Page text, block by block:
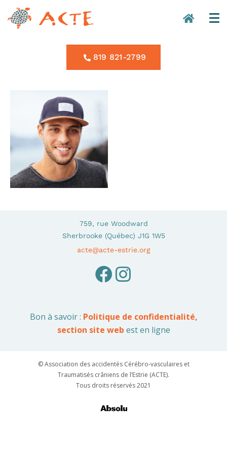
819 821-2799
759, rue Woodward
Sherbrooke (Québec) J1G 1W5
acte@acte-estrie.org
Bon à savoir : Politique de confidentialité,
section site web est en ligne
© Association des accidentés Cérébro-vasculaires et
Traumatisés crâniens de l’Estrie (ACTE).
Tous droits réservés 2021